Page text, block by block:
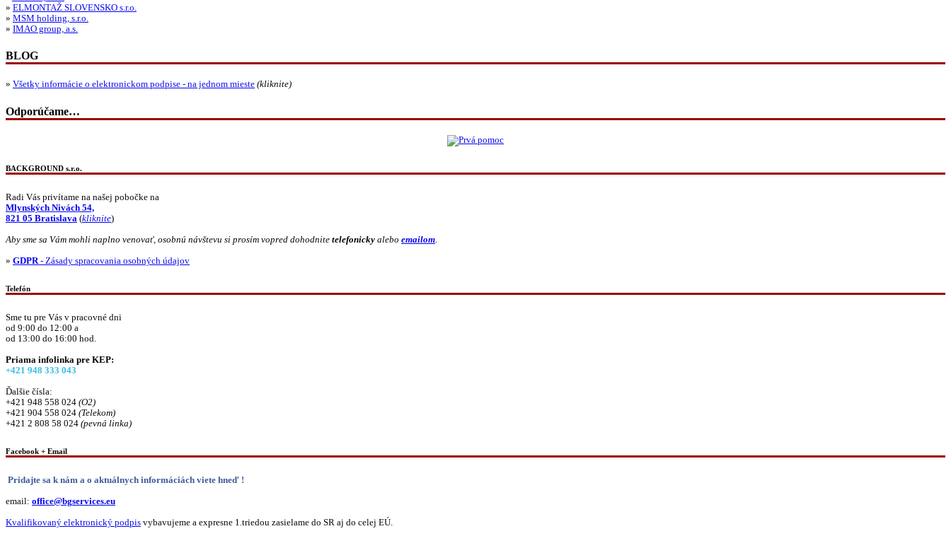
» ELMONTAŽ SLOVENSKO s.r.o.
» MSM holding, s.r.o.
» IMAO group, a.s.
BLOG
» Všetky informácie o elektronickom podpise - na jednom mieste (kliknite)
Odporúčame…
BACKGROUND s.r.o.
Radi Vás privítame na našej pobočke na
Mlynských Nivách 54,
821 05 Bratislava (kliknite)
Aby sme sa Vám mohli naplno venovať, osobnú návštevu si prosím vopred dohodnite telefonicky alebo emailom
» GDPR - Zásady spracovania osobných údajov
Telefón
Sme tu pre Vás v pracovné dni
od 9:00 do 12:00 a
od 13:00 do 16:00 hod.
Priama infolinka pre KEP:
+421 948 333 043
Ďalšie čísla:
+421 948 558 024 (O2)
+421 904 558 024 (Telekom)
+421 2 808 58 024 (pevná linka)
Facebook + Email
Pridajte sa k nám a o aktuálnych informáciách viete hneď !
email: office@bgservices.eu
Kvalifikovaný elektronický podpis vybavujeme a expresne 1.triedou zasielame do SR aj do celej EÚ.